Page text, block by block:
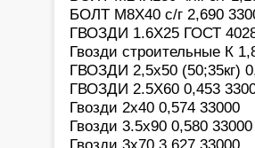
БОЛТ М8Х40 с/г 2,690
ГВОЗДИ 1.6X25 ГОСТ
Гвозди строительные К
ГВОЗДИ 2,5х50 (50;35кг)
ГВОЗДИ 2.5Х60 0,453
Гвозди 2х40 0,574 33000
Гвозди 3.5х90 0,580 33000
Гвозди 3х70 3,627 33000